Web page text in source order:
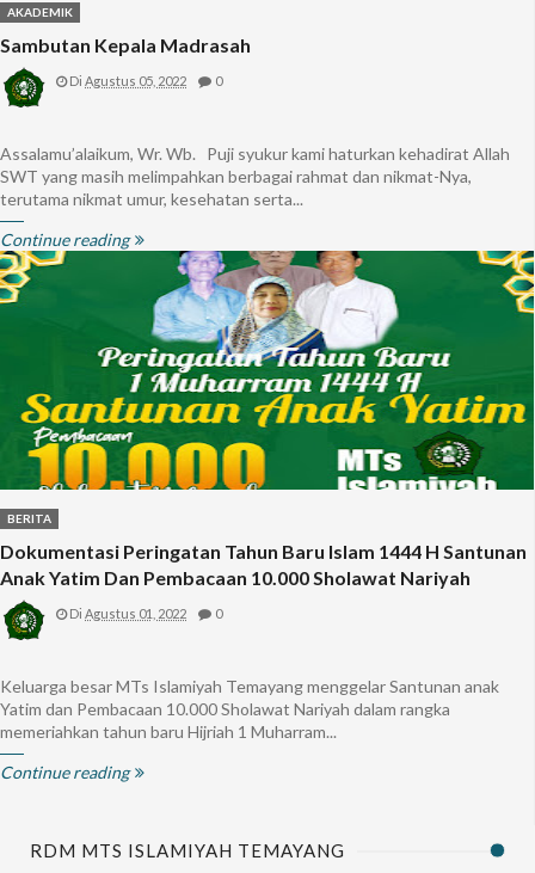
AKADEMIK
Sambutan Kepala Madrasah
Di Agustus 05, 2022 0
Assalamu’alaikum, Wr. Wb. Puji syukur kami haturkan kehadirat Allah
SWT yang masih melimpahkan berbagai rahmat dan nikmat-Nya,
terutama nikmat umur, kesehatan serta...
Continue reading
BERITA
Dokumentasi Peringatan Tahun Baru Islam 1444 H Santunan
Anak Yatim Dan Pembacaan 10.000 Sholawat Nariyah
Di Agustus 01, 2022 0
Keluarga besar MTs Islamiyah Temayang menggelar Santunan anak
Yatim dan Pembacaan 10.000 Sholawat Nariyah dalam rangka
memeriahkan tahun baru Hijriah 1 Muharram...
Continue reading
RDM MTS ISLAMIYAH TEMAYANG